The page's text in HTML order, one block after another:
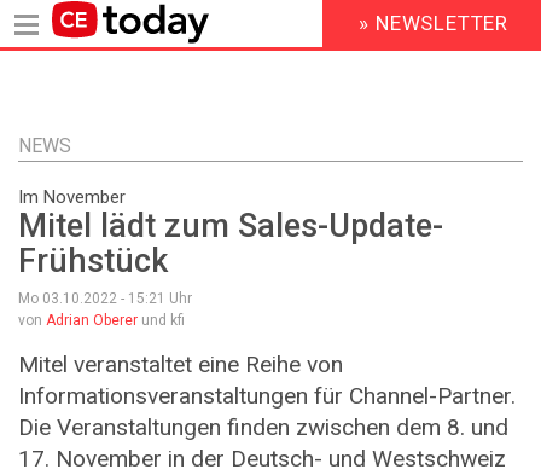
Inhalt
HEADER
MENU
» NEWSLETTER
NEWS
Im November
Mitel lädt zum Sales-Update-
Frühstück
Mo 03.10.2022 - 15:21 Uhr
von Adrian Oberer und kfi
Mitel veranstaltet eine Reihe von
Informationsveranstaltungen für Channel-Partner.
Die Veranstaltungen finden zwischen dem 8. und
17. November in der Deutsch- und Westschweiz